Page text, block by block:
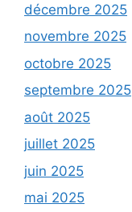
décembre 2025
novembre 2025
octobre 2025
septembre 2025
août 2025
juillet 2025
juin 2025
mai 2025